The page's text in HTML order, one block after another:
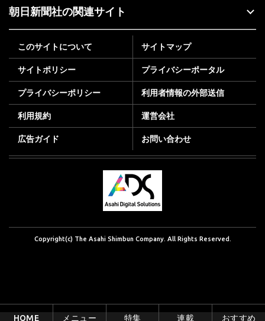
朝日新聞社の関連サイト
このサイトについて サイトマップ
サイトポリシー プライバシーポータル
プライバシーポリシー 利用者情報の外部送信
利用規約 運営会社
広告ガイド お問い合わせ
Copyright(c) The Asahi Shimbun Company. All Rights Reserved.
HOME メニュー 特集 連載 おすすめ